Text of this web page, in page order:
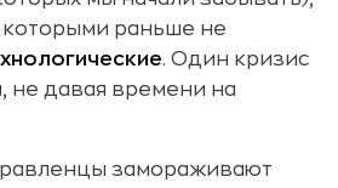
которыми раньше не
. Один кризис
не давая времени на
замораживают